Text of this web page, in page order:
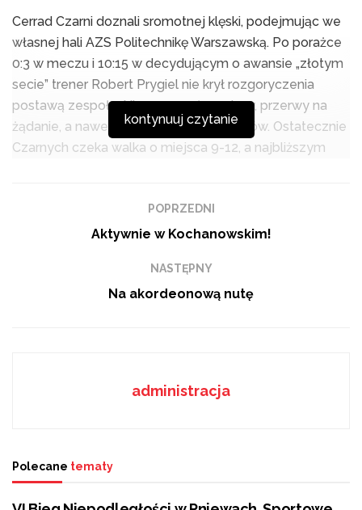
Cerrad Czarni doznali sromotnej klęski, podejmując we
własnej hali AZS Politechnikę Warszawską. Po porażce
0:3 w meczu i 10:15 w decydującym o awansie „złotym
secie” trener Robert Prygiel nie krył rozgoryczenia
postawą zespołu. Nie pomagały zmiany, przerwy na
żądanie, a nawet gwizdy ze strony kibiców. Ostatecznie
Czarnych czeka walka o miejsca 9-12, a najbliższym
tematy
VI Bieg Niepodległości w Pniewach. Sportowe
świętowanie w biało-czerwonych barwach
także wrócili z Wrocławia z porażką. Jej główną
kontynuuj czytanie
POPRZEDNI
Aktywnie w Kochanowskim!
NASTĘPNY
Na akordeonową nutę
administracja
Polecane tematy